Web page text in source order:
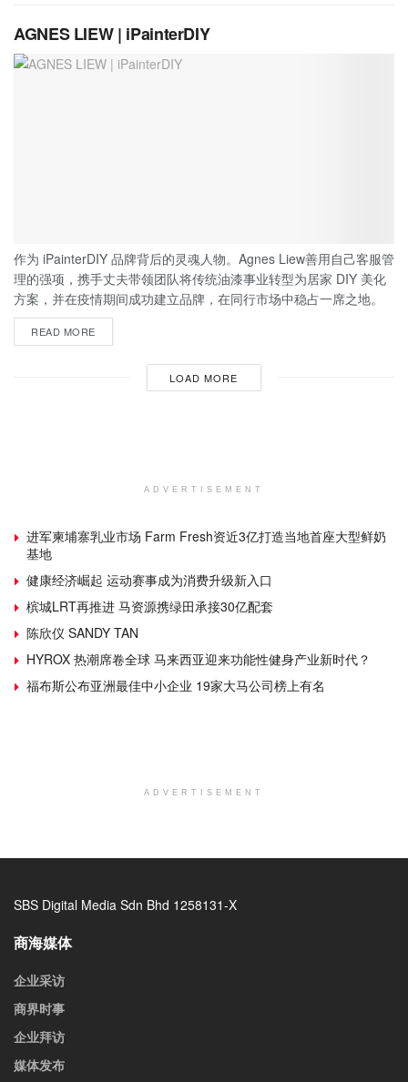
AGNES LIEW | iPainterDIY
作为 iPainterDIY 品牌背后的灵魂人物。Agnes Liew善用自己客服管
理的强项，携手丈夫带领团队将传统油漆事业转型为居家 DIY 美化
方案，并在疫情期间成功建立品牌，在同行市场中稳占一席之地。
READ MORE
LOAD MORE
ADVERTISEMENT
进军柬埔寨乳业市场 Farm Fresh资近3亿打造当地首座大型鲜奶
基地
健康经济崛起 运动赛事成为消费升级新入口
槟城LRT再推进 马资源携绿田承接30亿配套
陈欣仪 SANDY TAN
HYROX 热潮席卷全球 马来西亚迎来功能性健身产业新时代？
福布斯公布亚洲最佳中小企业 19家大马公司榜上有名
ADVERTISEMENT
SBS Digital Media Sdn Bhd 1258131-X
商海媒体
企业采访
商界时事
企业拜访
媒体发布